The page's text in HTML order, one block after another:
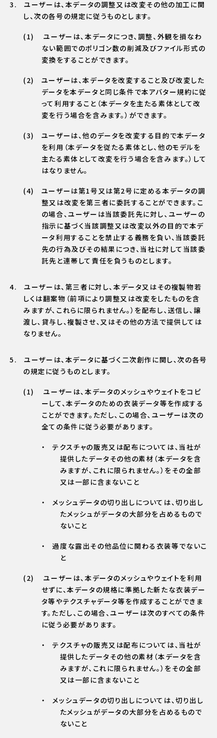
ユーザーは、本データの調整又は改変その他の加工に関
し、次の各号の規定に従うものとします。
ユーザーは、本データにつき、調整、外観を損なわ
ない範囲でのポリゴン数の削減及びファイル形式の
変換をすることができます。
ユーザーは、本データを改変すること及び改変した
データを本データと同じ条件で本アバター規約に従
って利用すること（本データを主たる素体として改
変を行う場合を含みます。）ができます。
ユーザーは、他のデータを改変する目的で本データ
を利用（本データを従たる素体とし、他のモデルを
主たる素体として改変を行う場合を含みます。）して
はなりません。
ユーザーは第1号又は第2号に定める本データの調
整又は改変を第三者に委託することができます。こ
の場合、ユーザーは当該委託先に対し、ユーザーの
指示に基づく当該調整又は改変以外の目的で本デ
ータ利用することを禁止する義務を負い、当該委託
先の行為及びその結果につき、当社に対して当該委
託先と連帯して責任を負うものとします。
ユーザーは、第三者に対し、本データ又はその複製物若
しくは翻案物（前項により調整又は改変をしたものを含
みますが、これらに限られません。）を配布し、送信し、譲
渡し、貸与し、複製させ、又はその他の方法で提供しては
なりません。
ユーザーは、本データに基づく二次創作に関し、次の各号
の規定に従うものとします。
ユーザーは、本データのメッシュやウェイトをコピ
ーして、本データのための衣装データ等を作成する
ことができます。ただし、この場合、ユーザーは次の
全ての条件に従う必要があります。
テクスチャの販売又は配布については、当社が
提供したデータその他の素材（本データを含
みますが、これに限られません。）をその全部
又は一部に含まないこと
メッシュデータの切り出しについては、切り出し
たメッシュがデータの大部分を占めるもので
ないこと
過度な露出その他品位に関わる衣装等でないこ
と
ユーザーは、本データのメッシュやウェイトを利用
せずに、本データの規格に準拠した新たな衣装デー
タ等やテクスチャデータ等を作成することができま
す。ただし、この場合、ユーザーは次のすべての条件
に従う必要があります。
テクスチャの販売又は配布については、当社が
提供したデータその他の素材（本データを含
みますが、これに限られません。）をその全部
又は一部に含まないこと
メッシュデータの切り出しについては、切り出し
たメッシュがデータの大部分を占めるもので
ないこと